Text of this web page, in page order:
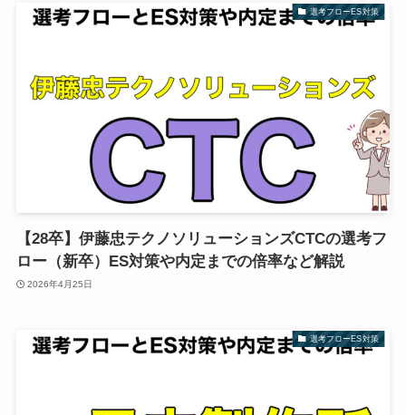
選考フローES対策
【28卒】伊藤忠テクノソリューションズCTCの選考フ
ロー（新卒）ES対策や内定までの倍率など解説
2026年4月25日
選考フローES対策